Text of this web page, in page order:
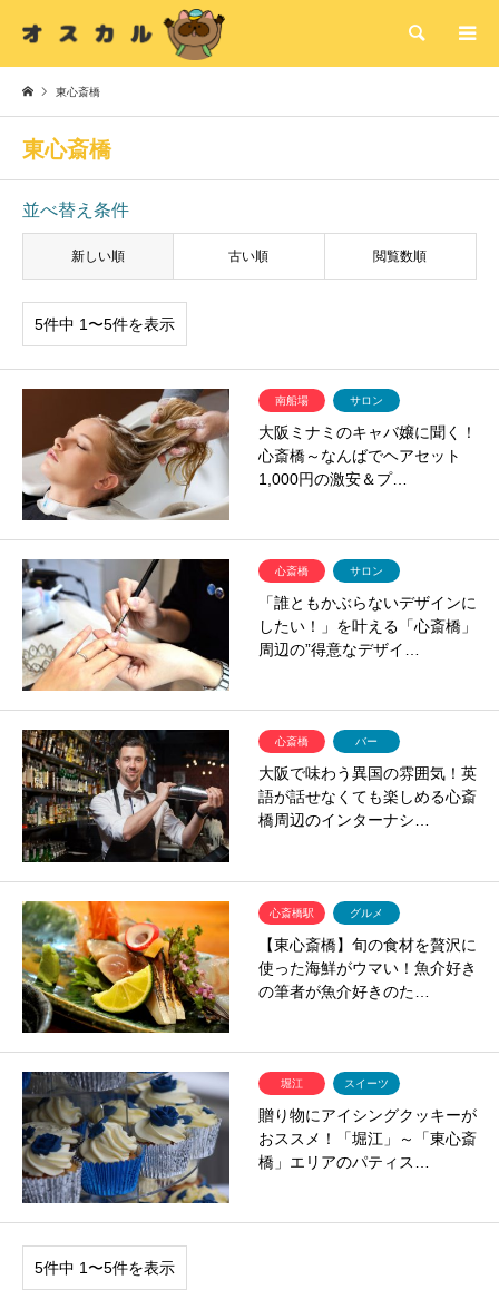
検索
東心斎橋
東心斎橋
並べ替え条件
新しい順 古い順 閲覧数順
5件中 1〜5件を表示
南船場 サロン
大阪ミナミのキャバ嬢に聞く！
心斎橋～なんばでヘアセット
1,000円の激安＆プ…
心斎橋 サロン
「誰ともかぶらないデザインに
したい！」を叶える「心斎橋」
周辺の”得意なデザイ…
心斎橋 バー
大阪で味わう異国の雰囲気！英
語が話せなくても楽しめる心斎
橋周辺のインターナシ…
心斎橋駅 グルメ
【東心斎橋】旬の食材を贅沢に
使った海鮮がウマい！魚介好き
の筆者が魚介好きのた…
堀江 スイーツ
贈り物にアイシングクッキーが
おススメ！「堀江」～「東心斎
橋」エリアのパティス…
5件中 1〜5件を表示